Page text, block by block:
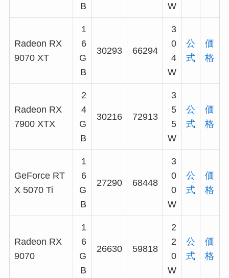
B
W
Radeon RX
9070 XT
1
6
G
B
30293 66294
3
0
4
W
公
式
価
格
Radeon RX
7900 XTX
2
4
G
B
30216 72913
3
5
5
W
公
式
価
格
GeForce RT
X 5070 Ti
1
6
G
B
27290 68448
3
0
0
W
公
式
価
格
Radeon RX
9070
1
6
G
B
26630 59818
2
2
0
W
公
式
価
格